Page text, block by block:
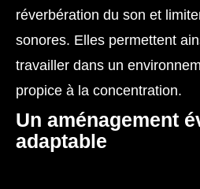
réverbération du son et
sonores. Elles permettent
travailler dans un
propice à la concentration.
Un aménagement
adaptable